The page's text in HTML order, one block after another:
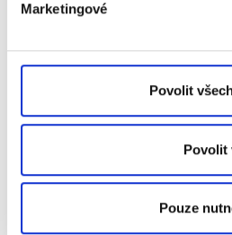
Marketingové
Povolit
Povolit
Pouze
4289285
ASRNL:xams
4641426
AD:xams Ahold